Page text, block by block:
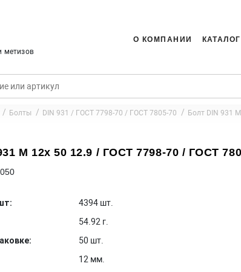
метизов
О КОМПАНИИ КАТАЛОГ
Болты DIN 931 / ГОСТ 7798-70 / ГОСТ 7805-70 Болт DIN 931
M 12x 50 12.9 / ГОСТ 7798-70 / ГОСТ
4394 шт.
54.92 г.
50 шт.
12 мм.